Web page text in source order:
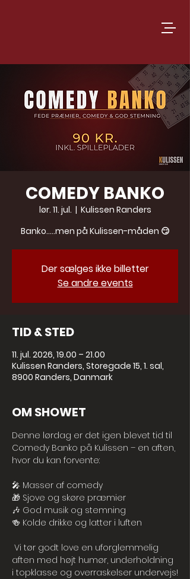
COMEDY BANKO
lør. 11. jul.
  |
Kulissen Randers
Banko…..men på Kulissen-måden 😏
Der sælges ikke billetter
Se andre events
TID & STED
11. jul. 2026, 19.00 – 21.00
Kulissen Randers, Storegade 15, 1. sal,
8900 Randers, Danmark
OM SHOWET
Denne lørdag er det igen blevet tid til
Comedy Banko på Kulissen – en aften,
hvor du kan forvente:
🎤 Masser af comedy
🎁 Sjove og skøre præmier
🎶 God musik og stemning
🍻 Kolde drikke og latter i luften
Vi tør godt love en uforglemmelig
aften med højt humør, underholdning
i topklasse og overraskelser undervejs!